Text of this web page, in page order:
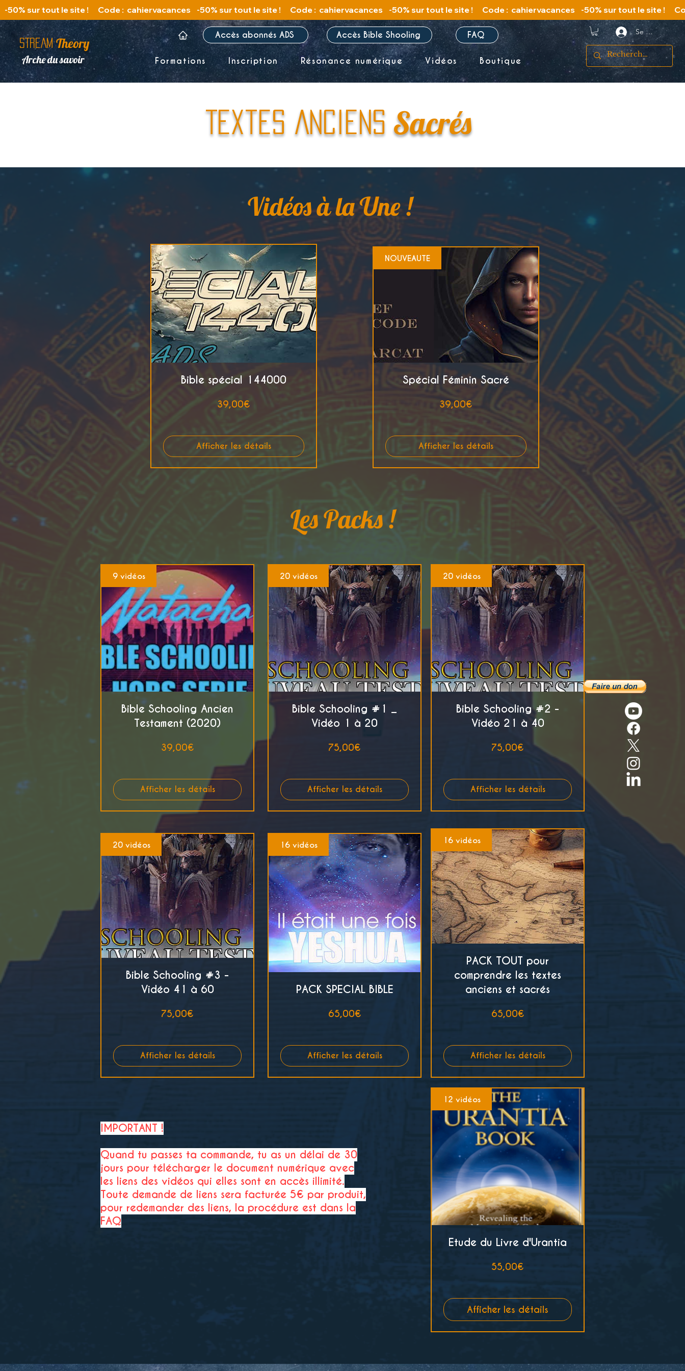
   -50% sur tout le site !      Code :  cahiervacances
STREAM Theory
Arche du savoir
Accès abonnés ADS Accès Bible Shooling FAQ
Formations Inscription Résonance numérique Vidéos Boutique
Se connecter
Textes Anciens Sacrés
Vidéos à la Une !
Bible spécial 144000
39,00€
Afficher les détails
NOUVEAUTE
Spécial Féminin Sacré
39,00€
Afficher les détails
Les Packs !
9 vidéos
Bible Schooling Ancien
Testament (2020)
39,00€Prix
Afficher les détails
20 vidéos
Bible Schooling #1 _
Vidéo 1 à 20
75,00€
Afficher les détails
20 vidéos
Bible Schooling #3 -
Vidéo 41 à 60
75,00€
Afficher les détails
16 vidéos
PACK SPECIAL BIBLE
65,00€Prix
Afficher les détails
IMPORTANT !
Quand tu passes ta commande, tu as un délai de 30
jours pour télécharger le document numérique avec
les liens des vidéos qui elles sont en accès illimité.
Toute demande de liens sera facturée 5€ par produit,
pour redemander des liens, la procédure est dans la
FAQ
20 vidéos
Bible Schooling #2 -
Vidéo 21 à 40
75,00€ Prix
Afficher les détails
16 vidéos
PACK TOUT pour
comprendre les textes
anciens et sacrés
65,00€Prix
Afficher les détails
12 vidéos
Etude du Livre d'Urantia
55,00€
Afficher les détails